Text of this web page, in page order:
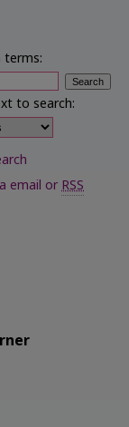
terms:
to search:
email orRSS